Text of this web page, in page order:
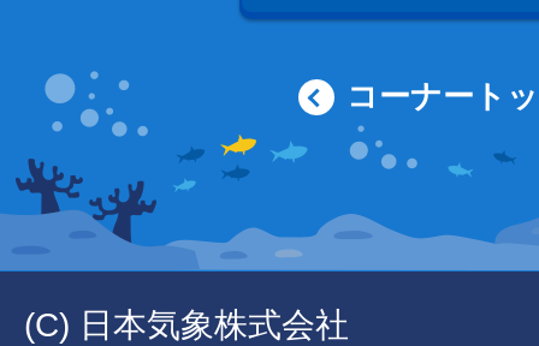
コーナート
(C) 日本気象株式会社